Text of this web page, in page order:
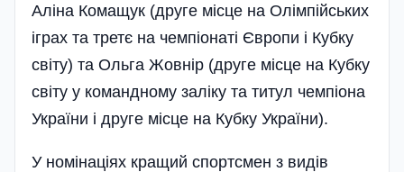
Аліна Комащук (друге місце на Олімпійських
іграх та третє на чемпіонаті Європи і Кубку
світу) та Ольга Жовнір (друге місце на Кубку
світу у командному заліку та титул чемпіона
України і друге місце на Кубку України).
У номінаціях кращий спортсмен з видів